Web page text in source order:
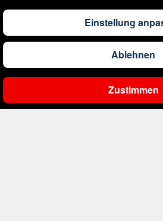
Angebot
Gesamtpreis Pro
Einstellung
Ablehnen
Zustimmen